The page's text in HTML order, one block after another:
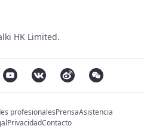
HK Limited.
profesionalesPrensaAsistencia
PrivacidadContacto